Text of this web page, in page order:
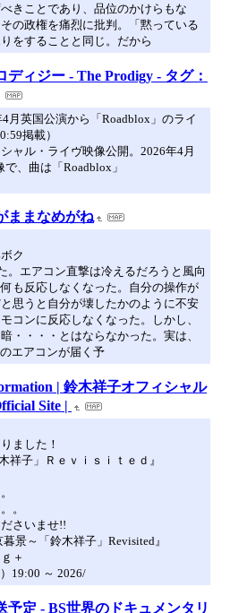
きことであり、品位のかけらもな
の政権を痛烈に批判。「黙っている
をすることと同じ。だから
ディジー - The Prodigy - タグ：
英国公演から「Roadblox」のライ
掲載）
ャル・ライヴ映像公開。2026年4月
で、曲は「Roadblox」
ままなめがね
ク
。エアコン直撃は冷えるだろうと風向
も反応しなくなった。自分の操作が
思うと自分が壊したかのように不安
コンに反応しなくなった。しかし、
・・・・とはならなかった。実は、
エアコンが届く予
| 鈴木祥子オフィシャル
Site |
ました！
祥子」Ｒｅｖｉｓｉｔｅｄ』
。
さいませ!!
景～「鈴木祥子」Revisited』
＋
19:00 ～ 2026/
予定 - BS世界のドキュメンタリ